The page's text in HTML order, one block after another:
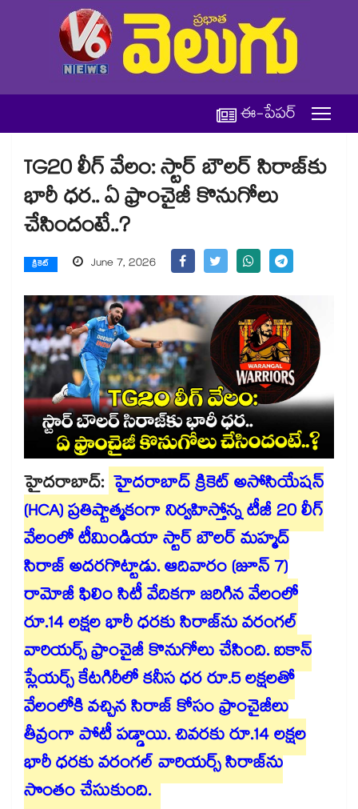
ఈ-పేపర్
TG20 లీగ్ వేలం: స్టార్ బౌలర్ సిరాజ్‎కు
భారీ ధర.. ఏ ఫ్రాంచైజీ కొనుగోలు
చేసిందంటే..?
క్రికెట్ June 7, 2026
హైదరాబాద్: హైదరాబాద్ క్రికెట్ అసోసియేషన్
(HCA) ప్రతిష్టాత్మకంగా నిర్వహిస్తోన్న టీజీ 20 లీగ్
వేలంలో టీమిండియా స్టార్ బౌలర్ మహ్మద్
సిరాజ్ అదరగొట్టాడు. ఆదివారం (జూన్ 7)
రామోజీ ఫిలిం సిటీ వేదికగా జరిగిన వేలంలో
రూ.14 లక్షల భారీ ధరకు సిరాజ్‎ను వరంగల్
వారియర్స్ ఫ్రాంచైజీ కొనుగోలు చేసింది. ఐకాన్
ప్లేయర్స్ కేటగిరీలో కనీస ధర రూ.5 లక్షలతో
వేలంలోకి వచ్చిన సిరాజ్ కోసం ఫ్రాంచైజీలు
తీవ్రంగా పోటీ పడ్డాయి. చివరకు రూ.14 లక్షల
భారీ ధరకు వరంగల్ వారియర్స్ సిరాజ్‎ను
సొంతం చేసుకుంది.